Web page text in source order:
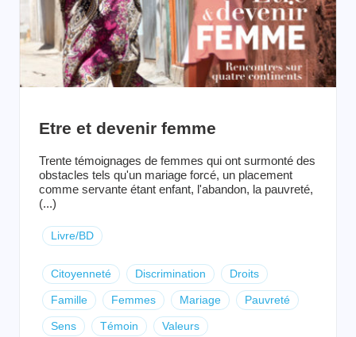
Etre et devenir femme
Trente témoignages de femmes qui ont surmonté des
obstacles tels qu'un mariage forcé, un placement
comme servante étant enfant, l'abandon, la pauvreté,
(...)
Livre/BD
Citoyenneté Discrimination Droits
Famille Femmes Mariage Pauvreté
Sens Témoin Valeurs